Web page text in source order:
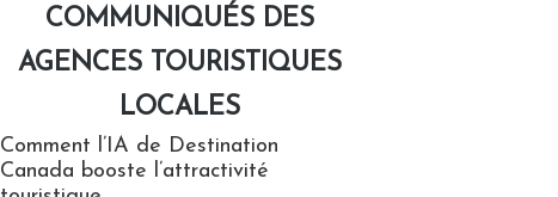
COMMUNIQUÉS DES
AGENCES TOURISTIQUES
LOCALES
Comment l’IA de Destination
Canada booste l’attractivité